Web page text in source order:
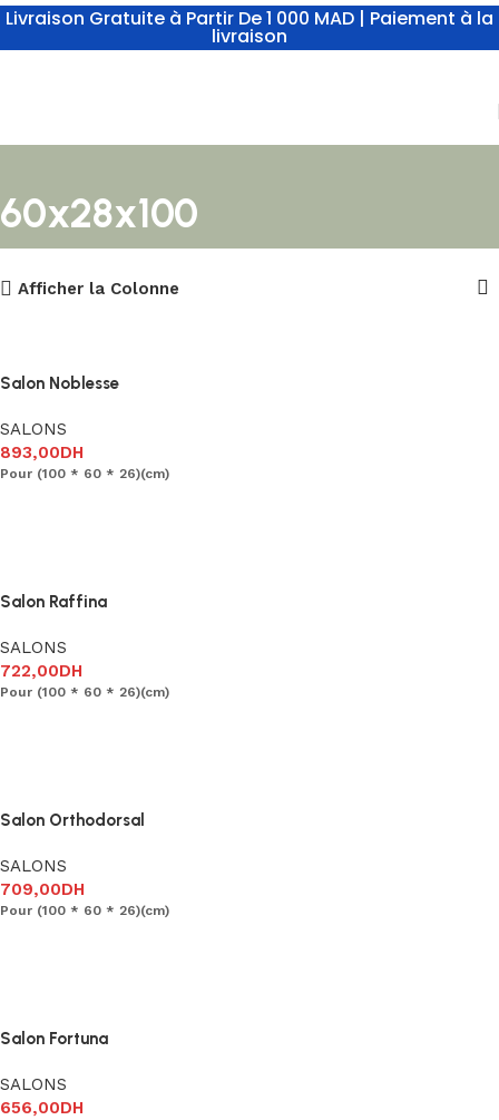
60x28x100
Afficher la Colonne
Salon Noblesse
SALONS
893,00DH
Pour (100 * 60 * 26)(cm)
Salon Raffina
SALONS
722,00DH
Pour (100 * 60 * 26)(cm)
Salon Orthodorsal
SALONS
709,00DH
Pour (100 * 60 * 26)(cm)
Salon Fortuna
SALONS
656,00DH
Livraison Gratuite à Partir De 1 000 MAD | Paiement à la
livraison